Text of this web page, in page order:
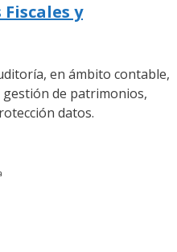
y
en ámbito contable,
de patrimonios,
datos.